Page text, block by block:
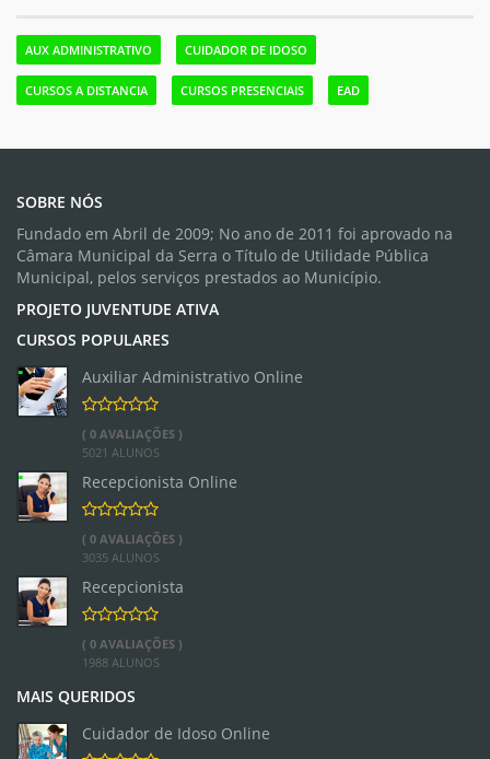
AUX ADMINISTRATIVO CUIDADOR DE IDOSO
CURSOS A DISTANCIA CURSOS PRESENCIAIS EAD
SOBRE NÓS
Fundado em Abril de 2009; No ano de 2011 foi aprovado na
Câmara Municipal da Serra o Título de Utilidade Pública
Municipal, pelos serviços prestados ao Município.
PROJETO JUVENTUDE ATIVA
CURSOS POPULARES
Auxiliar Administrativo Online
( 0 AVALIAÇÕES )
5021 ALUNOS
Recepcionista Online
( 0 AVALIAÇÕES )
3035 ALUNOS
Recepcionista
( 0 AVALIAÇÕES )
1988 ALUNOS
MAIS QUERIDOS
Cuidador de Idoso Online